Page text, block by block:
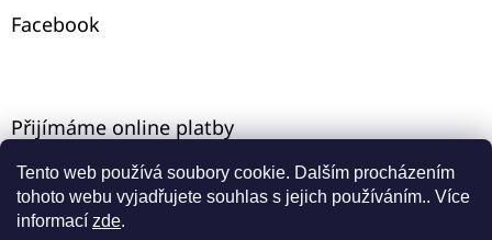
Tento web používá soubory cookie. Dalším procházením
tohoto webu vyjadřujete souhlas s jejich používáním.. Více
informací zde.
Facebook
Přijímáme online platby